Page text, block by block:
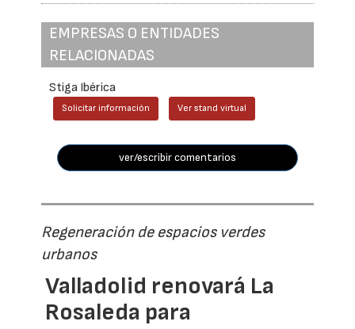
EMPRESAS O ENTIDADES
RELACIONADAS
Stiga Ibérica
Solicitar información Ver stand virtual
ver/escribir comentarios
Regeneración de espacios verdes
urbanos
Valladolid renovará La
Rosaleda para